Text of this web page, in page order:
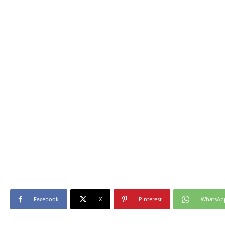
Facebook X Pinterest